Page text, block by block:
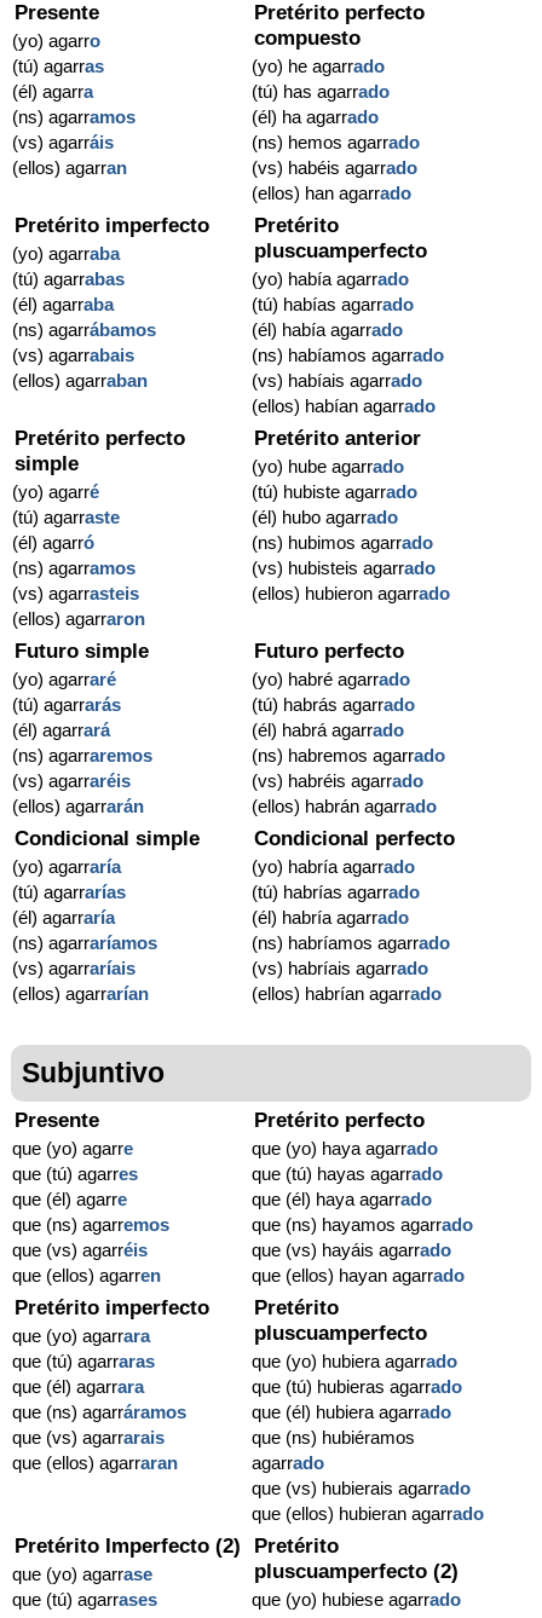
Presente
(yo) agarro
(tú) agarras
(él) agarra
(ns) agarramos
(vs) agarráis
(ellos) agarran
Pretérito perfecto
compuesto
(yo) he agarrado
(tú) has agarrado
(él) ha agarrado
(ns) hemos agarrado
(vs) habéis agarrado
(ellos) han agarrado
Pretérito imperfecto
(yo) agarraba
(tú) agarrabas
(él) agarraba
(ns) agarrábamos
(vs) agarrabais
(ellos) agarraban
Pretérito
pluscuamperfecto
(yo) había agarrado
(tú) habías agarrado
(él) había agarrado
(ns) habíamos agarrado
(vs) habíais agarrado
(ellos) habían agarrado
Pretérito perfecto
simple
(yo) agarré
(tú) agarraste
(él) agarró
(ns) agarramos
(vs) agarrasteis
(ellos) agarraron
Pretérito anterior
(yo) hube agarrado
(tú) hubiste agarrado
(él) hubo agarrado
(ns) hubimos agarrado
(vs) hubisteis agarrado
(ellos) hubieron agarrado
Futuro simple
(yo) agarraré
(tú) agarrarás
(él) agarrará
(ns) agarraremos
(vs) agarraréis
(ellos) agarrarán
Futuro perfecto
(yo) habré agarrado
(tú) habrás agarrado
(él) habrá agarrado
(ns) habremos agarrado
(vs) habréis agarrado
(ellos) habrán agarrado
Condicional simple
(yo) agarraría
(tú) agarrarías
(él) agarraría
(ns) agarraríamos
(vs) agarraríais
(ellos) agarrarían
Condicional perfecto
(yo) habría agarrado
(tú) habrías agarrado
(él) habría agarrado
(ns) habríamos agarrado
(vs) habríais agarrado
(ellos) habrían agarrado
Subjuntivo
Presente
que (yo) agarre
que (tú) agarres
que (él) agarre
que (ns) agarremos
que (vs) agarréis
que (ellos) agarren
Pretérito perfecto
que (yo) haya agarrado
que (tú) hayas agarrado
que (él) haya agarrado
que (ns) hayamos agarrado
que (vs) hayáis agarrado
que (ellos) hayan agarrado
Pretérito imperfecto
que (yo) agarrara
que (tú) agarraras
que (él) agarrara
que (ns) agarráramos
que (vs) agarrarais
que (ellos) agarraran
Pretérito
pluscuamperfecto
que (yo) hubiera agarrado
que (tú) hubieras agarrado
que (él) hubiera agarrado
que (ns) hubiéramos
agarrado
que (vs) hubierais agarrado
que (ellos) hubieran agarrado
Pretérito Imperfecto (2)
que (yo) agarrase
que (tú) agarrases
Pretérito
pluscuamperfecto (2)
que (yo) hubiese agarrado